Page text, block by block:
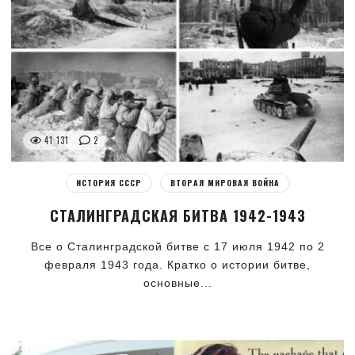
41 131 2
ИСТОРИЯ СССР ВТОРАЯ МИРОВАЯ ВОЙНА
СТАЛИНГРАДСКАЯ БИТВА 1942-1943
Все о Сталинградской битве с 17 июля 1942 по 2
февраля 1943 года. Кратко о истории битве,
основные...